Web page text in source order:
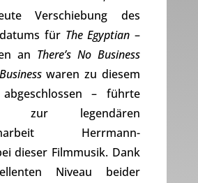
Verschiebung des
für The Egyptian –
an There’s No Business
waren zu diesem
– führte
zur legendären
Herrmann-
dieser Filmmusik. Dank
Niveau beider